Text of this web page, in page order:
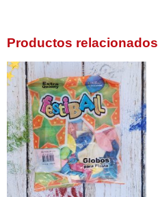
Productos relacionados